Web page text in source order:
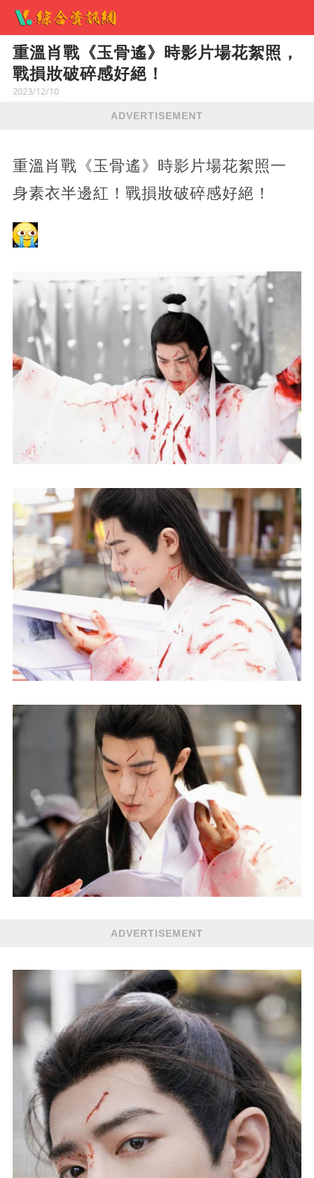
​重溫肖戰《玉骨遙》時影片場花絮照，
戰損妝破碎感好絕！
2023/12/10
ADVERTISEMENT
重溫肖戰《玉骨遙》時影片場花絮照一
身素衣半邊紅！戰損妝破碎感好絕！
ADVERTISEMENT